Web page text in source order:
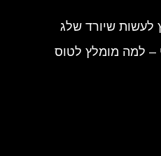
שיורד שלג
– למה מומלץ לטוס